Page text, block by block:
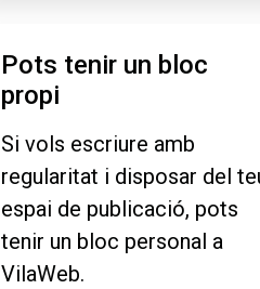
Pots tenir un bloc
propi
Si vols escriure amb
regularitat i disposar del
espai de publicació, pots
tenir un bloc personal a
VilaWeb.